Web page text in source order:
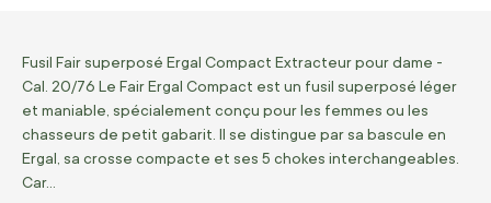
Fusil Fair superposé Ergal Compact Extracteur pour dame -
Cal. 20/76 Le Fair Ergal Compact est un fusil superposé léger
et maniable, spécialement conçu pour les femmes ou les
chasseurs de petit gabarit. Il se distingue par sa bascule en
Ergal, sa crosse compacte et ses 5 chokes interchangeables.
Car…